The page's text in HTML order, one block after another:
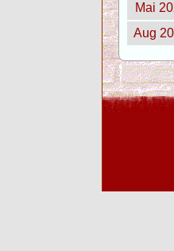
Mai
Aug